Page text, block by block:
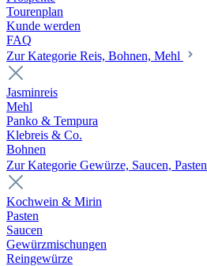
Tourenplan
Kunde werden
FAQ
Zur Kategorie Reis, Bohnen, Mehl
Jasminreis
Mehl
Panko & Tempura
Klebreis & Co.
Bohnen
Zur Kategorie Gewürze, Saucen, Pasten
Kochwein & Mirin
Pasten
Saucen
Gewürzmischungen
Reingewürze